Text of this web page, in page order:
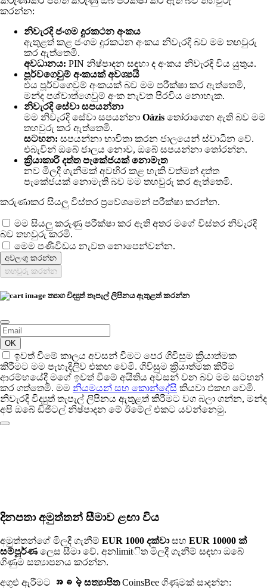
කරන්න:
නිවැරදි ජංගම දුරකථන අංකය
ඇතුළත් කළ ජංගම දුරකථන අංකය නිවැරදි බව මම තහවුරු
කර ඇත්තෙමි.
අවධානය: PIN නිෂ්පාදන සඳහා ද අංකය නිවැරදි විය යුතුය.
පූර්වගෙවුම් අංකයක් අවශ්‍යයි
එය පූර්වගෙවුම් අංකයක් බව මම පරීක්ෂා කර ඇත්තෙමි,
මන්ද පශ්චාත්ගෙවුම් අංක නැවත පිරවිය නොහැක.
නිවැරදි සේවා සපයන්නා
මම නිවැරදි සේවා සපයන්නා Oázis තෝරාගෙන ඇති බව මම
තහවුරු කර ඇත්තෙමි.
සටහන: සපයන්නා භාවිතා කරන ජාලයෙන් ස්වාධීන වේ.
එබැවින් ඔබේ ජාලය නොව, ඔබේ සපයන්නා තෝරන්න.
ක්‍රියාකාරී දත්ත පැකේජයක් නොමැත
නව මිලදී ගැනීමක් අවහිර කළ හැකි වත්මන් දත්ත
පැකේජයක් නොමැති බව මම තහවුරු කර ඇත්තෙමි.
කරුණාකර සියලු විස්තර ප්‍රවේශමෙන් පරීක්ෂා කරන්න.
මම සියලු කරුණු පරීක්ෂා කර ඇති අතර මගේ විස්තර නිවැරදි
බව තහවුරු කරමි.
මෙම පණිවිඩය නැවත නොපෙන්වන්න.
අවලංගු කරන්න
තහවුරු කරන්න
ත්‍යාග විද්‍යුත් තැපැල් ලිපිනය ඇතුළත් කරන්න
OK
ඉවත් වීමේ කාලය අවසන් වීමට පෙර ගිවිසුම ක්‍රියාත්මක
කිරීමට මම පැහැදිලිව එකඟ වෙමි. ගිවිසුම ක්‍රියාත්මක කිරීම
ආරම්භයේදී මගේ ඉවත් වීමේ අයිතිය අවසන් වන බව මම සටහන්
කර ගත්තෙමි. මම නියමයන් සහ කොන්දේසි කියවා එකඟ වෙමි.
නිවැරදි විද්‍යුත් තැපැල් ලිපිනය ඇතුළත් කිරීමට වග බලා ගන්න, මන්ද
අපි ඔබේ ඩිජිටල් නිෂ්පාදන මේ ඊමේල් එකට යවන්නෙමු.
දිනපතා අමුත්තන් සීමාව ළඟා විය
අමුත්තන්ගේ මිලදී ගැනීම් EUR 1000 දක්වාසහ EUR 10000 ක්
සම්පූර්ණ ලෙස සීමා වේ. අනlimitිත මිලදී ගැනීම් සඳහා ඔබේ
ගිණුම සත්‍යාපනය කරන්න.
අගුළු ඇරීමට
အခမဲ့ සත්‍යාපිතCoinsBee ගිණුමක් සාදන්න: